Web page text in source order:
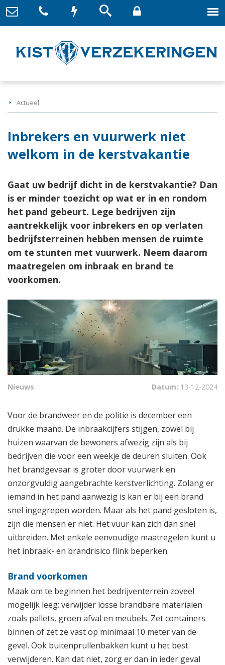
Actueel
Inbrekers en vuurwerk niet
welkom in de kerstvakantie
Gaat uw bedrijf dicht in de kerstvakantie? Dan
is er minder toezicht op wat er in en rondom
het pand gebeurt. Lege bedrijven zijn
aantrekkelijk voor inbrekers en op verlaten
bedrijfsterreinen hebben mensen de ruimte
om te stunten met vuurwerk. Neem daarom
maatregelen om inbraak en brand te
voorkomen.
Nieuws Datum: 13-12-2024
Voor de brandweer en de politie is december een
drukke maand. De inbraakcijfers stijgen, zowel bij
huizen waarvan de bewoners afwezig zijn als bij
bedrijven die voor een weekje de deuren sluiten. Ook
het brandgevaar is groter door vuurwerk en
onzorgvuldig aangebrachte kerstverlichting. Zolang er
iemand in het pand aanwezig is kan er bij een brand
snel ingegrepen worden. Maar als het pand gesloten is,
zijn die mensen er niet. Het vuur kan zich dan snel
uitbreiden. Met enkele eenvoudige maatregelen kunt u
het inbraak- en brandrisico flink beperken.
Brand voorkomen
Maak om te beginnen het bedrijventerrein zoveel
mogelijk leeg: verwijder losse brandbare materialen
zoals pallets, groen afval en meubels. Zet containers
binnen of zet ze vast op minimaal 10 meter van de
gevel. Ook buitenprullenbakken kunt u het best
verwijderen. Kan dat niet, zorg er dan in ieder geval